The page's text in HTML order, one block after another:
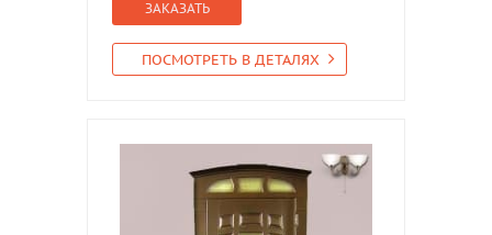
ЗАКАЗАТЬ
ПОСМОТРЕТЬ В ДЕТАЛЯХ